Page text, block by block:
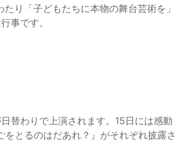
り「子どもたちに本物の舞台芸術を」
事です。
替わりで上演されます。15日には感動
とるのはだあれ？』がそれぞれ披露さ